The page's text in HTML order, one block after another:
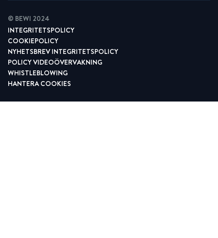
© BEWI 2024
INTEGRITETSPOLICY
COOKIEPOLICY
NYHETSBREV INTEGRITETSPOLICY
POLICY VIDEOÖVERVAKNING
WHISTLEBLOWING
HANTERA COOKIES